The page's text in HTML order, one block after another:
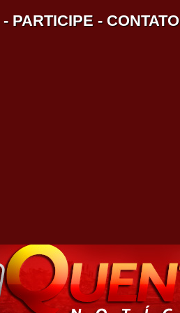
- PARTICIPE - CONTATO